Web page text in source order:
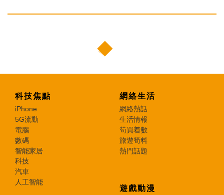
科技焦點
iPhone
5G流動
電腦
數碼
智能家居
科技
汽車
人工智能
網絡生活
網絡熱話
生活情報
筍買着數
旅遊筍料
熱門話題
遊戲動漫